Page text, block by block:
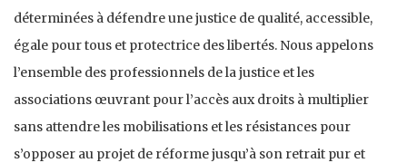
déterminées à défendre une justice de qualité, accessible,
égale pour tous et protectrice des libertés. Nous appelons
l’ensemble des professionnels de la justice et les
associations œuvrant pour l’accès aux droits à multiplier
sans attendre les mobilisations et les résistances pour
s’opposer au projet de réforme jusqu’à son retrait pur et